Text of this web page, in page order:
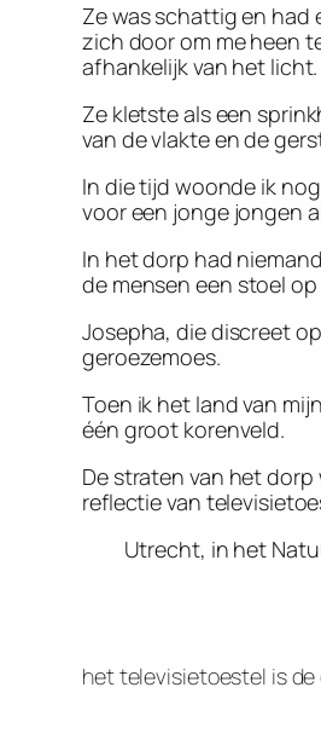
Ze was schattig en had
zich door om me heen
afhankelijk van het licht.
Ze kletste als een
van de vlakte en de
In die tijd woonde ik
voor een jonge jongen
In het dorp had
de mensen een stoel
Josepha, die discreet
geroezemoes.
Toen ik het land van
één groot korenveld.
De straten van het
reflectie van
Utrecht, in het
het televisietoestel is de